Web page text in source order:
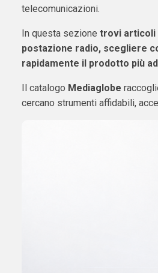
telecomunicazioni.
In questa sezionetrovi articoli
postazione radio, scegliere
rapidamente il prodotto più
Il catalogo Mediaglobe
cercano strumenti affidabili,